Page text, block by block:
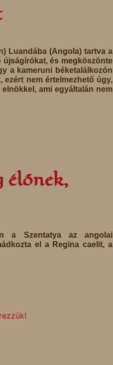
Luandába (Angola) tartva a
és megköszönte
a kameruni béketalálkozón
nem értelmezhető úgy,
ami egyáltalán nem
élőnek,
a Szentatya az angolai
el a Regina caelit, a